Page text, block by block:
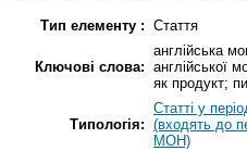
Тип елементу : Стаття
Ключові слова:
англійська
англійської
як продукт;
Типологія:
Статті у
(входять до
МОН)